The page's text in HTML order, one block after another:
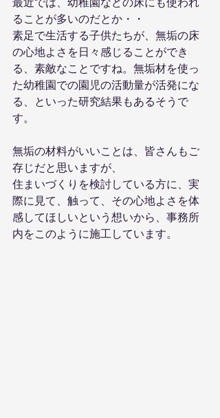
ることが多いのだとか・・
素足で生活する子供たちが、無垢の床
の心地よさを日々感じることができ
る、素敵なことですね。無垢材を使っ
た幼稚園での園児の活動量が活発にな
る、といった研究結果もあるそうで
す。
無垢の材料がいいことは、皆さんもご
存じだと思いますが、
住まいづくりを検討している方に、実
際に見て、触って、その心地よさを体
感してほしいという想いから、事務所
内をこのように施工しています。